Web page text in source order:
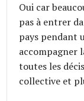
Oui car
pas à entrer
pays pendant
accompagner
toutes les
collective et